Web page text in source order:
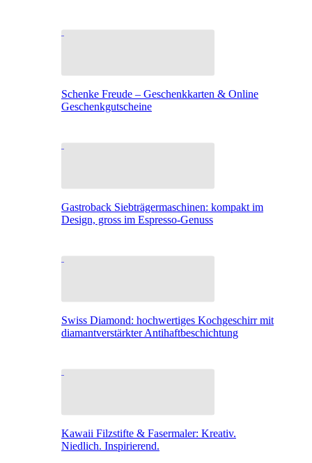
Schenke Freude – Geschenkkarten & Online
Geschenkgutscheine
Gastroback Siebträgermaschinen: kompakt im
Design, gross im Espresso-Genuss
Swiss Diamond: hochwertiges Kochgeschirr mit
diamantverstärkter Antihaftbeschichtung
Kawaii Filzstifte & Fasermaler: Kreativ.
Niedlich. Inspirierend.